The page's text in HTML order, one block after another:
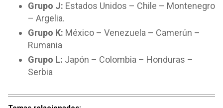
Grupo J: Estados Unidos – Chile – Montenegro
– Argelia.
Grupo K: México – Venezuela – Camerún –
Rumania
Grupo L: Japón – Colombia – Honduras –
Serbia